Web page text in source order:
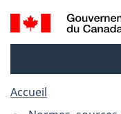
Recherche
et
Accueil